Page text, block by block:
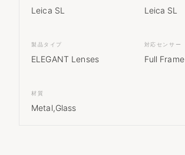
Leica SL Leica SL
製品タイプ
ELEGANT Lenses
対応センサー
Full Frame
材質
Metal,Glass